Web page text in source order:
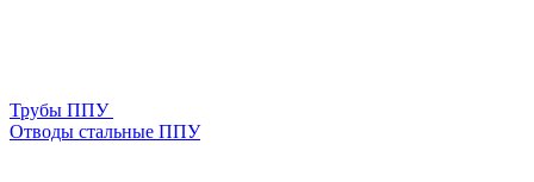
Трубы ППУ
Отводы стальные ППУ